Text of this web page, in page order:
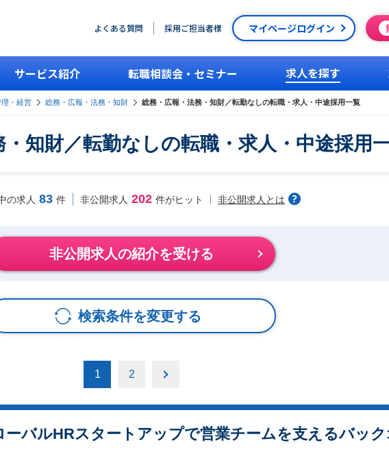
よくある質問 採用ご担当者様 マイページログイン
サービス紹介 転職相談会・セミナー 求人を探す
・経営 総務・広報・法務・知財 総務・広報・法務・知財／転勤なしの転職・求人・中途採用一覧
知財／転勤なしの転職・求人・中途採用
の求人 83 件 非公開求人 202 件がヒット 非公開求人とは
非公開求人の紹介を受ける
検索条件を変更する
1 2
ーバルHRスタートアップで営業チームを支えるバック